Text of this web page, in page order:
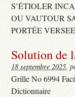
S’ÉTIOLER
OU VAUTOUR
PORTÉE
Solution de
18 septembre 2025,
Grille No 6994
Dictionnaire